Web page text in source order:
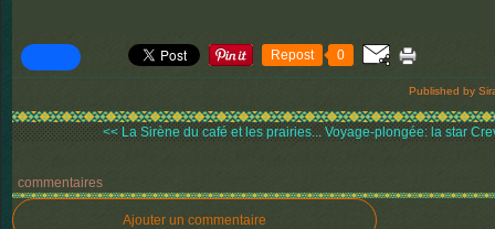
Repost 0
Published by
<< La Sirène du café et les prairies... Voyage-plongée: la star
commentaires
Ajouter un commentaire